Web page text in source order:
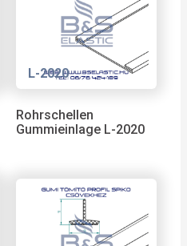
L-2020
Rohrschellen
Gummieinlage L-2020